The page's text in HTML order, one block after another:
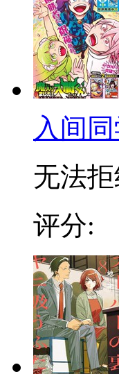
入间
无法
评分: